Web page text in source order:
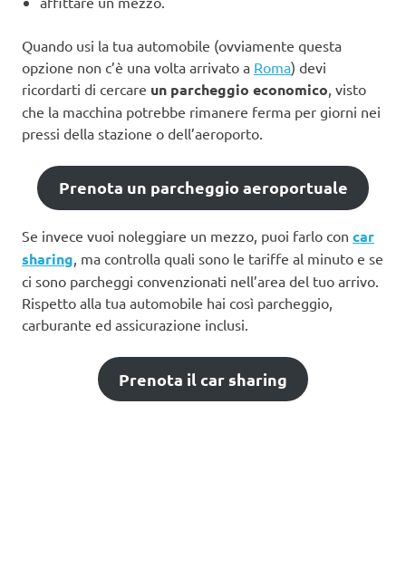
Quando usi la tua automobile (ovviamente questa
opzione non c’è una volta arrivato a Roma) devi
ricordarti di cercare un parcheggio economico , visto
che la macchina potrebbe rimanere ferma per giorni nei
pressi della stazione o dell’aeroporto.
Prenota un parcheggio aeroportuale
Se invece vuoi noleggiare un mezzo, puoi farlo con car
sharing, ma controlla quali sono le tariffe al minuto e se
ci sono parcheggi convenzionati nell’area del tuo arrivo.
Rispetto alla tua automobile hai così parcheggio,
carburante ed assicurazione inclusi.
Prenota il car sharing